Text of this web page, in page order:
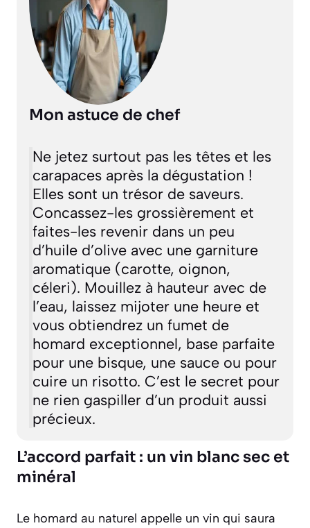
Mon astuce de chef
Ne jetez surtout pas les têtes et les
carapaces après la dégustation !
Elles sont un trésor de saveurs.
Concassez-les grossièrement et
faites-les revenir dans un peu
d’huile d’olive avec une garniture
aromatique (carotte, oignon,
céleri). Mouillez à hauteur avec de
l’eau, laissez mijoter une heure et
vous obtiendrez un fumet de
homard exceptionnel, base parfaite
pour une bisque, une sauce ou pour
cuire un risotto. C’est le secret pour
ne rien gaspiller d’un produit aussi
précieux.
L’accord parfait : un vin blanc sec et
minéral
Le homard au naturel appelle un vin qui saura